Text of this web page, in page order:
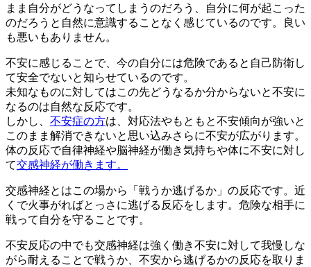
まま自分がどうなってしまうのだろう、自分に何が起こった
のだろうと自然に意識することなく感じているのです。良い
も悪いもありません。
不安に感じることで、今の自分には危険であると自己防衛し
て安全でないと知らせているのです。
未知なものに対してはこの先どうなるか分からないと不安に
なるのは自然な反応です。
しかし、 不安症の方は、対応法やもともと不安傾向が強いと
このまま解消できないと思い込みさらに不安が広がります。
体の反応で自律神経や脳神経が働き気持ちや体に不安に対し
て交感神経が働きます。
交感神経とはこの場から「戦うか逃げるか」の反応です。近
くで火事がればとっさに逃げる反応をします。危険な相手に
戦って自分を守ることです。
不安反応の中でも交感神経は強く働き不安に対して我慢しな
がら耐えることで戦うか、不安から逃げるかの反応を取りま